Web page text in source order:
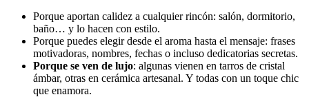
Porque aportan calidez a cualquier rincón: salón, dormitorio,
baño… y lo hacen con estilo.
Porque puedes elegir desde el aroma hasta el mensaje: frases
motivadoras, nombres, fechas o incluso dedicatorias secretas.
Porque se ven de lujo: algunas vienen en tarros de cristal
ámbar, otras en cerámica artesanal. Y todas con un toque chic
que enamora.